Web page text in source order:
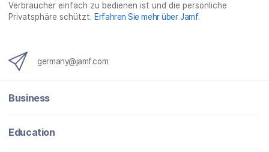
Verbraucher einfach zu bedienen ist und die persönliche
Privatsphäre schützt. Erfahren Sie mehr über Jamf.
germany@jamf.com
Business
Education